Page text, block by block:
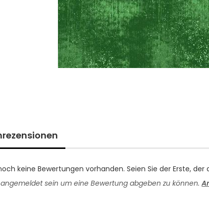
keine Bewertungen vorhanden. Seien Sie der Erste,
sein um eine Bewertung abgeben zu können.